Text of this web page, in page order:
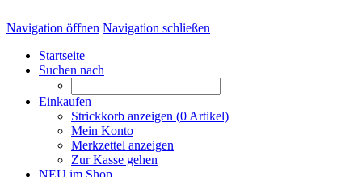
Navigation öffnen Navigation schließen
Startseite
Suchen nach
Einkaufen
Strickkorb anzeigen (0 Artikel)
Mein Konto
Merkzettel anzeigen
Zur Kasse gehen
NEU im Shop